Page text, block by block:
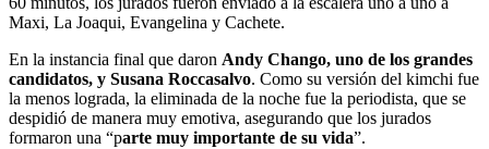
Maxi, La Joaqui, Evangelina y Cachete.
En la instancia final que daron Andy Chango, uno de los grandes
candidatos, y Susana Roccasalvo. Como su versión del kimchi fue
la menos lograda, la eliminada de la noche fue la periodista, que se
despidió de manera muy emotiva, asegurando que los jurados
formaron una “parte muy importante de su vida”.